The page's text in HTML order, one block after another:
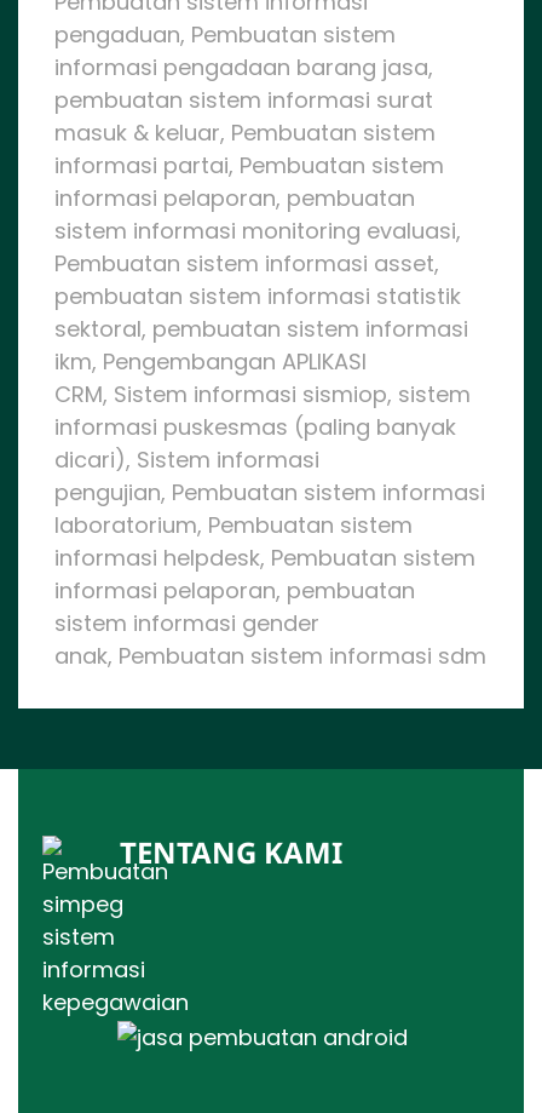
pengaduan, Pembuatan sistem
informasi pengadaan barang jasa,
pembuatan sistem informasi surat
masuk & keluar, Pembuatan sistem
informasi partai, Pembuatan sistem
informasi pelaporan, pembuatan
sistem informasi monitoring evaluasi,
Pembuatan sistem informasi asset,
pembuatan sistem informasi statistik
sektoral, pembuatan sistem informasi
ikm, Pengembangan APLIKASI
CRM, Sistem informasi sismiop, sistem
informasi puskesmas (paling banyak
dicari), Sistem informasi
pengujian, Pembuatan sistem informasi
laboratorium, Pembuatan sistem
informasi helpdesk, Pembuatan sistem
informasi pelaporan, pembuatan
sistem informasi gender
anak, Pembuatan sistem informasi sdm
TENTANG KAMI